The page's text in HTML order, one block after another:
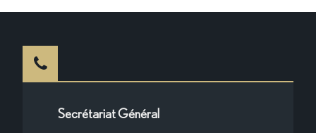
Secrétariat Général